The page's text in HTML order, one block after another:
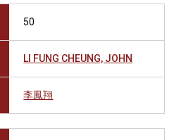
50
LI FUNG CHEUNG, JOHN
李鳳翔